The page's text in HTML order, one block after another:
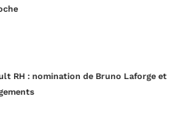
RH : nomination de Bruno Laforge et